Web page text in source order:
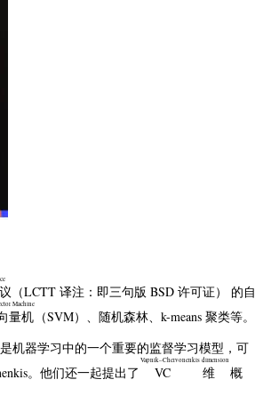
（LCTT 译注：即三句版 BSD 许可证） 的自
量机
Machine
（SVM）、随机森林、k-means 聚类等。
机器学习中的一个重要的监督学习模型，可
。他们还一起提出了
VC 维
Vapnik–Chervonenkis dimension
概